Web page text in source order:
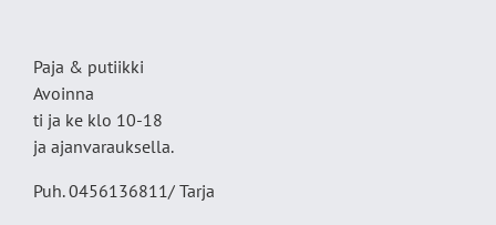
Paja & putiikki
Avoinna
ti ja ke klo 10-18
ja ajanvarauksella.
Puh. 0456136811/ Tarja